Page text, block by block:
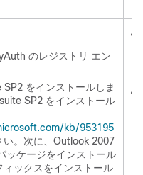
のレジストリ エン
をインストールしま
SP2 をインストール
kb/953195
い。次に、Outlook 2007
ッケージをインストール
ィックスをインストール